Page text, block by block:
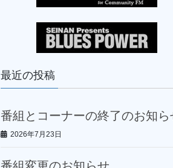
最近の投稿
番組とコーナーの終了のお知ら
2026年7月23日